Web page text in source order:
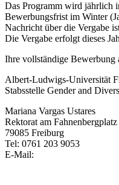
Das Programm wird jährlich
Bewerbungsfrist im Winter
Nachricht über die Vergabe
Die Vergabe erfolgt dieses
Ihre vollständige Bewerbung
Albert-Ludwigs-Universität
Stabsstelle Gender and
Mariana Vargas Ustares
Rektorat am Fahnenbergplatz
79085 Freiburg
Tel: 0761 203 9053
E-Mail: